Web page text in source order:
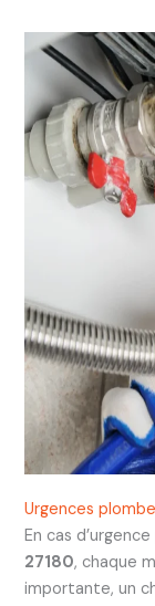
Urgences
En cas
27180, chaque
importante, un